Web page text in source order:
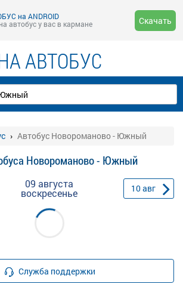
на ANDROID
автобус у вас в кармане
Скачать
АВТОБУС
Автобус Новороманово - Южный
Новороманово - Южный
09 августа
воскресенье 10авг
Служба поддержки